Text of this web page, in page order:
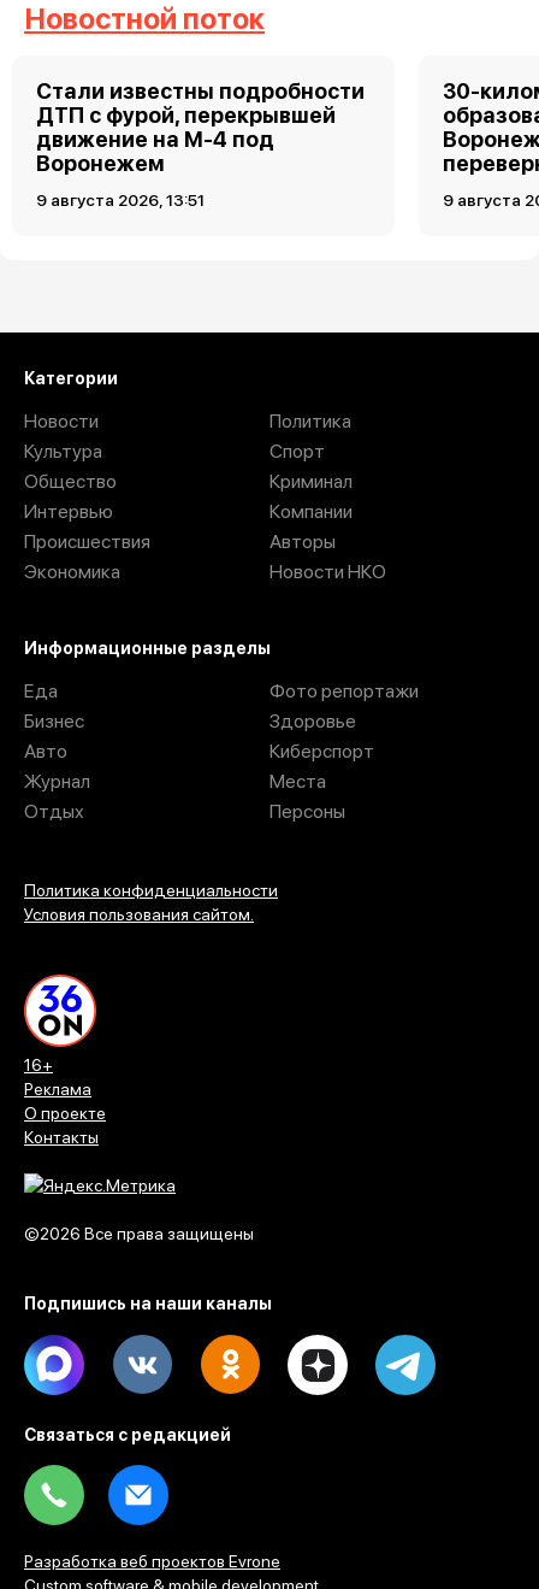
Новостной поток
Стали известны подробности
ДТП с фурой, перекрывшей
движение на М-4 под
Воронежем
9 августа 2026, 13:51
30-
9 августа
16+
Реклама
О проекте
Контакты
©2026 Все права защищены
Категории
Новости
Культура
Общество
Интервью
Происшествия
Экономика
Политика
Спорт
Криминал
Компании
Авторы
Новости НКО
Информационные разделы
Еда
Бизнес
Авто
Журнал
Отдых
Фото репортажи
Здоровье
Киберспорт
Места
Персоны
Политика конфиденциальности
Условия пользования сайтом.
Подпишись на наши каналы
Max Dzen
Связаться с редакцией
Разработка веб проектов Evrone